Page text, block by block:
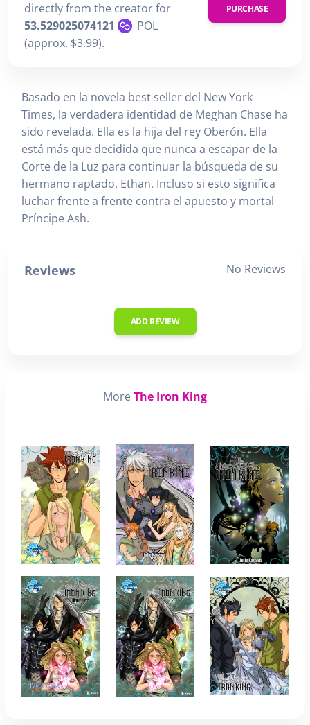
directly from the creator for
53.529025074121
POL
(approx. $3.99).
PURCHASE
Basado en la novela best seller del New York
Times, la verdadera identidad de Meghan Chase ha
sido revelada. Ella es la hija del rey Oberón. Ella
está más que decidida que nunca a escapar de la
Corte de la Luz para continuar la búsqueda de su
hermano raptado, Ethan. Incluso si esto significa
luchar frente a frente contra el apuesto y mortal
Príncipe Ash.
Reviews No Reviews
ADD REVIEW
More The Iron King